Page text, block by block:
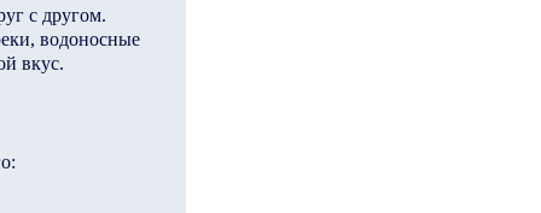
с другом.
водоносные
вкус.